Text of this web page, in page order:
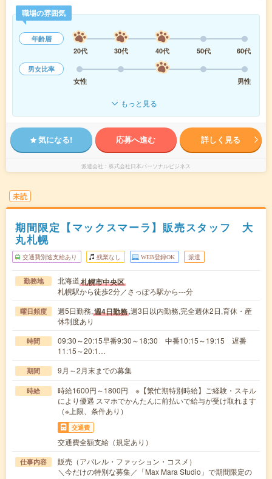
職場の雰囲気
年齢層
20代
30代 40代 50代
60代
男女比率
女性
男性
もっと見る
気になる! 応募へ進む 詳しく見る
派遣会社 株式会社日本パーソナルビジネス
未読
期間限定【マックスマーラ】販売スタッフ 大
丸札幌
交通費別途支給あり 残業なし WEB登録OK 派遣
勤務地 北海道札幌市中央区
札幌駅から徒歩2分／さっぽろ駅から---分
曜日頻度 週5日勤務,週4日勤務,週3日以内勤務,完全週休2日,育休・産
休制度あり
時間
09:30～20:15早番9:30～18:30 中番10:15～19:15 遅番
11:15～20:1…
期間 9月～2月末までの募集
時給
時給1600円～1800円 ※【繁忙期特別時給】ご経験・スキル
により優遇 スマホでかんたんに前払いで給与が受け取れます
（※上限、条件あり）
交通費
交通費全額支給（規定あり）
仕事内容
販売（アパレル・ファッション・コスメ）
＼今だけの特別な募集／「Max Mara Studio」で期間限定の